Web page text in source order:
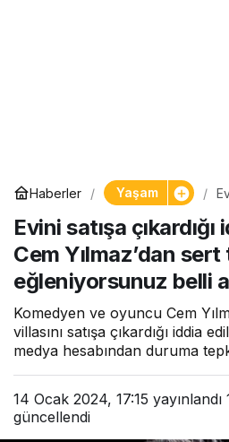
Haberler Yaşam
Evini satışa
Cem Yılmaz’dan
eğleniyorsunuz belli
Komedyen ve oyuncu Cem
villasını satışa çıkardığı iddia
medya hesabından duruma
14 Ocak 2024, 17:15 yayınlandı
güncellendi